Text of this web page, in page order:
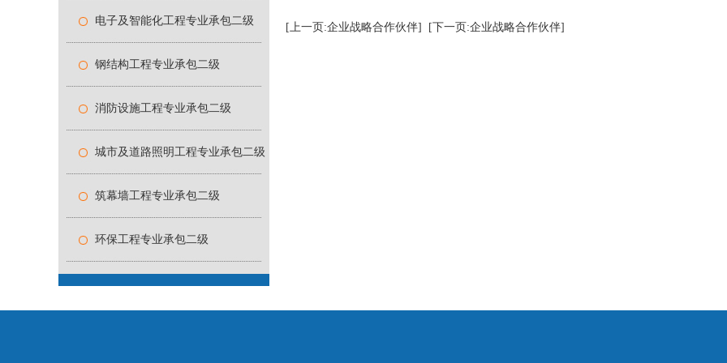
电子及智能化工程专业承包二级
钢结构工程专业承包二级
消防设施工程专业承包二级
城市及道路照明工程专业承包二级
筑幕墙工程专业承包二级
环保工程专业承包二级
[上一页:企业战略合作伙伴]
[下一页:企业战略合作伙伴]